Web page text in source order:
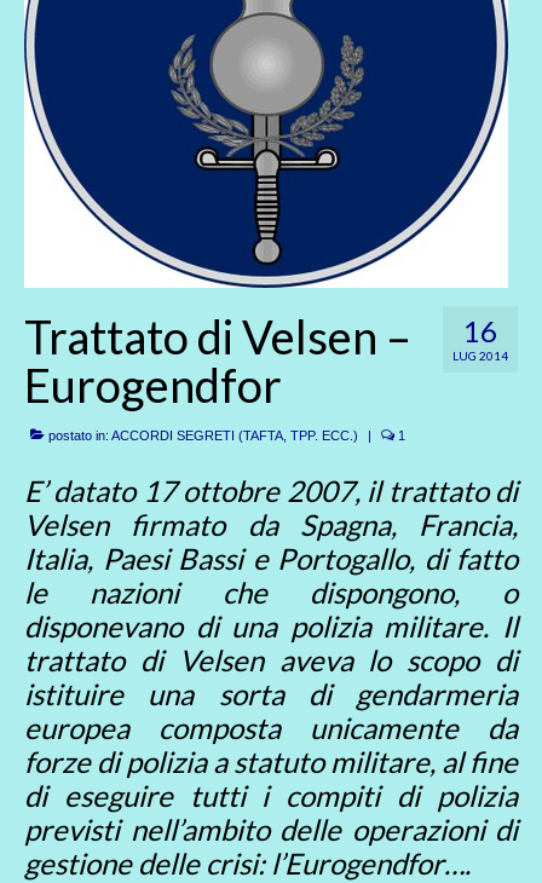
16
LUG 2014
Trattato di Velsen –
Eurogendfor
postato in: ACCORDI SEGRETI (TAFTA, TPP. ECC.) | 1
E’ datato 17 ottobre 2007, il trattato di
Velsen firmato da Spagna, Francia,
Italia, Paesi Bassi e Portogallo, di fatto
le nazioni che dispongono, o
disponevano di una polizia militare. Il
trattato di Velsen aveva lo scopo di
istituire una sorta di gendarmeria
europea composta unicamente da
forze di polizia a statuto militare, al fine
di eseguire tutti i compiti di polizia
previsti nell’ambito delle operazioni di
gestione delle crisi: l’Eurogendfor….